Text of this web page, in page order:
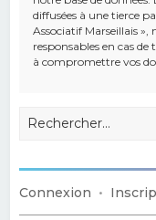
diffusées à une tierce
Associatif Marseillais
responsables en cas
à compromettre vos
Connexion •